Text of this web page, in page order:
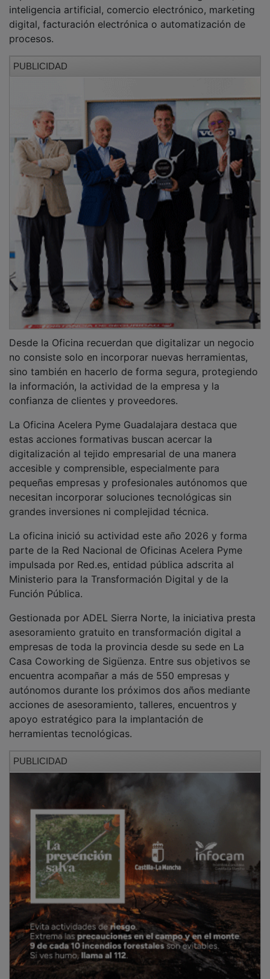
digital, facturación electrónica o automatización de
procesos.
Desde la Oficina recuerdan que digitalizar un negocio
no consiste solo en incorporar nuevas herramientas,
sino también en hacerlo de forma segura, protegiendo
la información, la actividad de la empresa y la
confianza de clientes y proveedores.
La Oficina Acelera Pyme Guadalajara destaca que
estas acciones formativas buscan acercar la
digitalización al tejido empresarial de una manera
accesible y comprensible, especialmente para
pequeñas empresas y profesionales autónomos que
necesitan incorporar soluciones tecnológicas sin
grandes inversiones ni complejidad técnica.
La oficina inició su actividad este año 2026 y forma
parte de la Red Nacional de Oficinas Acelera Pyme
impulsada por Red.es, entidad pública adscrita al
Ministerio para la Transformación Digital y de la
Función Pública.
Gestionada por ADEL Sierra Norte, la iniciativa presta
asesoramiento gratuito en transformación digital a
empresas de toda la provincia desde su sede en La
Casa Coworking de Sigüenza. Entre sus objetivos se
encuentra acompañar a más de 550 empresas y
autónomos durante los próximos dos años mediante
acciones de asesoramiento, talleres, encuentros y
apoyo estratégico para la implantación de
herramientas tecnológicas.